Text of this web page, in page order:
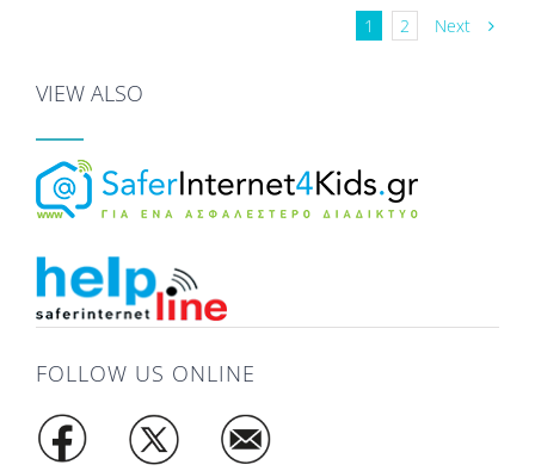
1 2 Next
VIEW ALSO
FOLLOW US ONLINE